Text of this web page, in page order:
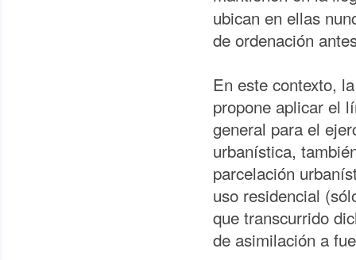
ubican en ellas
de ordenación
En este contexto,
propone aplicar el
general para el
urbanística,
parcelación
uso residencial
que transcurrido
de asimilación a